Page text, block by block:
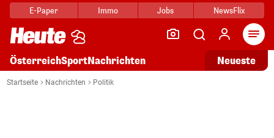
E-Paper Immo Jobs NewsFlix
ÖsterreichSportNachrichten Neueste
Startseite Nachrichten Politik